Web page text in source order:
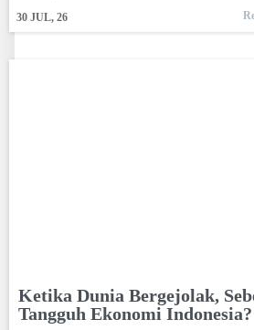
30 JUL, 26
Ketika Dunia Bergejolak,
Tangguh Ekonomi Indonesia?